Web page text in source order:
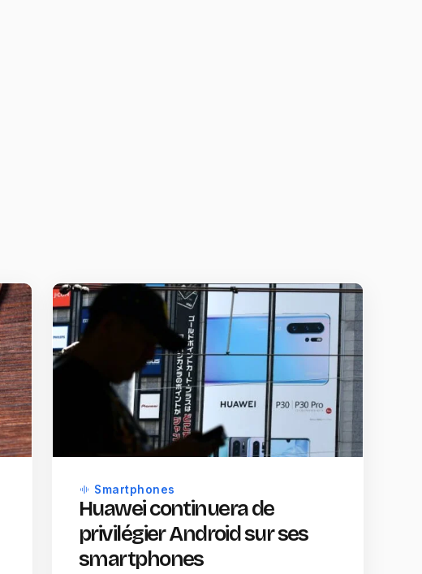
Smartphones
Huawei continuera de
privilégier Android sur ses
smartphones